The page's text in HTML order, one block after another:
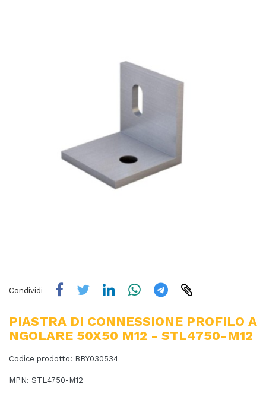
Condividi
PIASTRA DI CONNESSIONE PROFILO A
NGOLARE 50X50 M12 - STL4750-M12
Codice prodotto: BBY030534
MPN: STL4750-M12